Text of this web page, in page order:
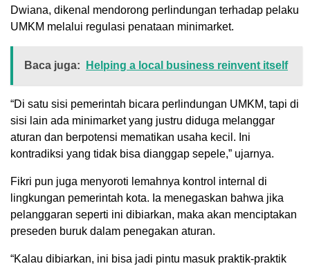
Dwiana, dikenal mendorong perlindungan terhadap pelaku
UMKM melalui regulasi penataan minimarket.
Baca juga: Helping a local business reinvent itself
“Di satu sisi pemerintah bicara perlindungan UMKM, tapi di
sisi lain ada minimarket yang justru diduga melanggar
aturan dan berpotensi mematikan usaha kecil. Ini
kontradiksi yang tidak bisa dianggap sepele,” ujarnya.
Fikri pun juga menyoroti lemahnya kontrol internal di
lingkungan pemerintah kota. Ia menegaskan bahwa jika
pelanggaran seperti ini dibiarkan, maka akan menciptakan
preseden buruk dalam penegakan aturan.
“Kalau dibiarkan, ini bisa jadi pintu masuk praktik-praktik